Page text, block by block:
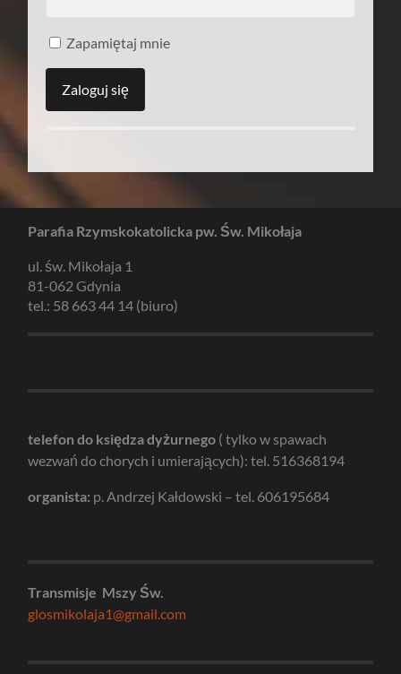
Zapamiętaj mnie
Parafia Rzymskokatolicka pw. Św. Mikołaja
ul. św. Mikołaja 1
81-062 Gdynia
tel.: 58 663 44 14 (biuro)
telefon do księdza dyżurnego ( tylko w spawach
wezwań do chorych i umierających): tel. 516368194
organista: p. Andrzej Kałdowski – tel. 606195684
Transmisje Mszy Św.
glosmikolaja1@gmail.com